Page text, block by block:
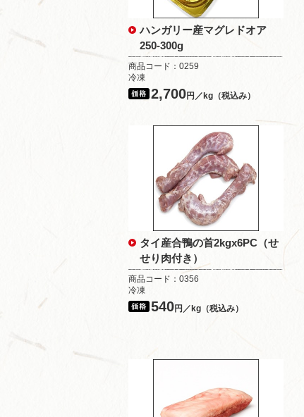
ハンガリー産マグレドオア
250-300g
商品コード：0259
冷凍
2,700円／kg（税込み）
タイ産合鴨の首2kgx6PC（せ
せり肉付き）
商品コード：0356
冷凍
540円／kg（税込み）